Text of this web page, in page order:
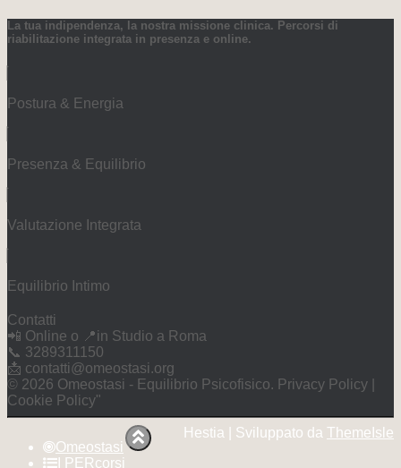
La tua indipendenza, la nostra missione clinica. Percorsi di
riabilitazione integrata in presenza e online.
Postura & Energia
Presenza & Equilibrio
Valutazione Integrata
Equilibrio Intimo
Contatti
📲 Online o 📍in Studio a Roma
📞 3289311150
📩 contatti@omeostasi.org
©️ 2026 Omeostasi - Equilibrio Psicofisico. Privacy Policy |
Cookie Policy"
Omeostasi
I PERcorsi
Hestia | Sviluppato da ThemeIsle